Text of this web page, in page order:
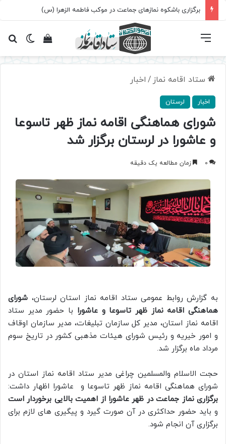
برگزاری باشکوه نمازهای جماعت در موکب فاطمه الزهرا (س)
تغییرمشاهده فهرست
ستاد اقامه نماز / اخبار
اخبار لرستان
شورای هماهنگی اقامه نماز ظهر تاسوعا
و عاشورا در لرستان برگزار شد
0 زمان مطالعه یک دقیقه
به گزارش روابط عمومی ستاد اقامه نماز استان لرستان، شورای
هماهنگی اقامه نماز ظهر تاسوعا و عاشورا با حضور مدیر ستاد
اقامه نماز استان، مدیر کل سازمان تبلیغات، مدیر سازمان اوقاف
و امور خیریه و رئیس شورای هیئات مذهبی کشور در تاریخ سوم
مرداد ماه برگزار شد.
حجت الاسلام والمسلمین چراغی مدیر ستاد اقامه نماز استان در
شورای هماهنگی اقامه نماز ظهر تاسوعا و عاشورا اظهار داشت:
برگزاری نماز جماعت در ظهر عاشورا از اهمیت بالایی برخوردار است
و باید حضور حداکثری در آن صورت گیرد و پیگیری های لازم برای
برگزاری آن انجام شود.